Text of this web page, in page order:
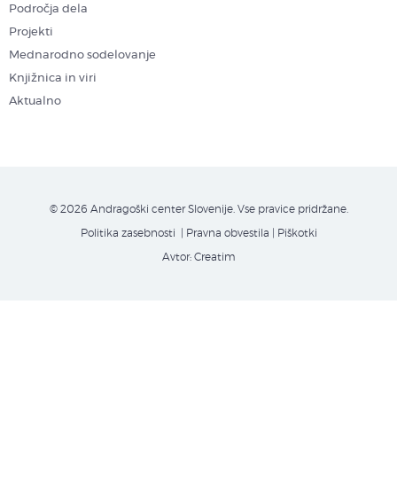
Področja dela
Projekti
Mednarodno sodelovanje
Knjižnica in viri
Aktualno
© 2026 Andragoški center Slovenije. Vse pravice pridržane.
Politika zasebnosti | Pravna obvestila Piškotki
Avtor: Creatim